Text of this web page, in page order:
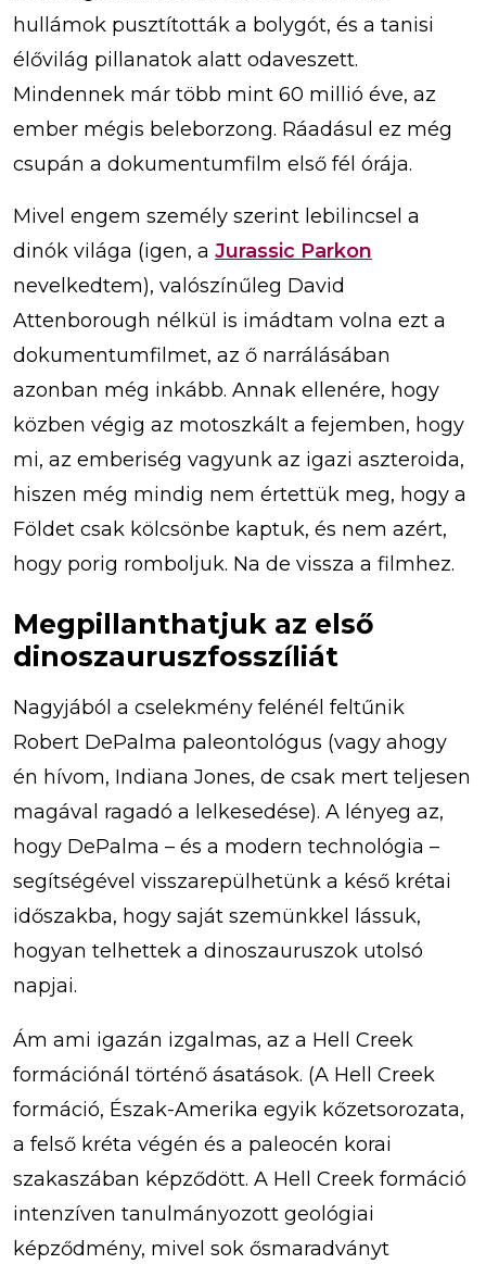
hullámok pusztították a bolygót, és a tanisi
élővilág pillanatok alatt odaveszett.
Mindennek már több mint 60 millió éve, az
ember mégis beleborzong. Ráadásul ez még
csupán a dokumentumfilm első fél órája.
Mivel engem személy szerint lebilincsel a
dinók világa (igen, a Jurassic Parkon
nevelkedtem), valószínűleg David
Attenborough nélkül is imádtam volna ezt a
dokumentumfilmet, az ő narrálásában
azonban még inkább. Annak ellenére, hogy
közben végig az motoszkált a fejemben, hogy
mi, az emberiség vagyunk az igazi aszteroida,
hiszen még mindig nem értettük meg, hogy a
Földet csak kölcsönbe kaptuk, és nem azért,
hogy porig romboljuk. Na de vissza a filmhez.
Megpillanthatjuk az első
dinoszauruszfosszíliát
Nagyjából a cselekmény felénél feltűnik
Robert DePalma paleontológus (vagy ahogy
én hívom, Indiana Jones, de csak mert teljesen
magával ragadó a lelkesedése). A lényeg az,
hogy DePalma – és a modern technológia –
segítségével visszarepülhetünk a késő krétai
időszakba, hogy saját szemünkkel lássuk,
hogyan telhettek a dinoszauruszok utolsó
napjai.
Ám ami igazán izgalmas, az a Hell Creek
formációnál történő ásatások. (A Hell Creek
formáció, Észak-Amerika egyik kőzetsorozata,
a felső kréta végén és a paleocén korai
szakaszában képződött. A Hell Creek formáció
intenzíven tanulmányozott geológiai
képződmény, mivel sok ősmaradványt